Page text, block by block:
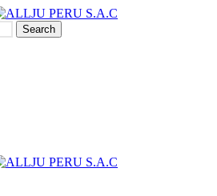
Search